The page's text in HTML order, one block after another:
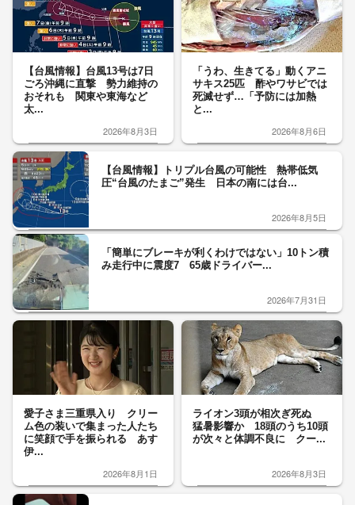
【台風情報】台風13号は7日
ごろ沖縄に直撃 勢力維持の
おそれも 関東や東海など
太...
2026年8月3日
「うわ、生きてる」動くアニ
サキス25匹 酢やワサビでは
死滅せず…「予防には加熱
と...
2026年8月6日
【台風情報】トリプル台風の可能性 熱帯低気
圧“台風のたまご”発生 日本の南には台...
2026年8月5日
「簡単にブレーキが利くわけではない」10トン積
み走行中に震度7 65歳ドライバー...
2026年7月31日
愛子さま三重県入り クリー
ム色の装いで集まった人たち
に笑顔で手を振られる あす
伊...
2026年8月1日
ライオン3頭が相次ぎ死ぬ
猛暑影響か 18頭のうち10頭
が次々と体調不良に クー...
2026年8月3日